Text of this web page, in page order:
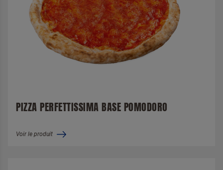
PIZZA PERFETTISSIMA BASE POMODORO
Voir le produit